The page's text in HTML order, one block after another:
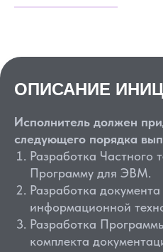
ОПИСАНИЕ
Исполнитель должен
следующего порядка
Разработка Частного
Программу для ЭВМ.
Разработка
информационной
Разработка
комплекта